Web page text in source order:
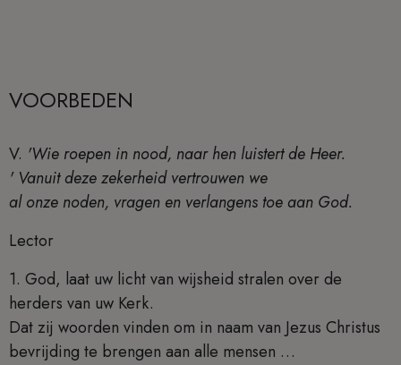
VOORBEDEN
V. 'Wie roepen in nood, naar hen luistert de Heer.
' Vanuit deze zekerheid vertrouwen we
al onze noden, vragen en verlangens toe aan God.
Lector
1. God, laat uw licht van wijsheid stralen over de
herders van uw Kerk.
Dat zij woorden vinden om in naam van Jezus Christus
bevrijding te brengen aan alle mensen …